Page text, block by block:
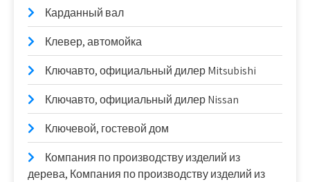
Карданный вал
Клевер, автомойка
Ключавто, официальный дилер Mitsubishi
Ключавто, официальный дилер Nissan
Ключевой, гостевой дом
Компания по производству изделий из
дерева, Компания по производству изделий из